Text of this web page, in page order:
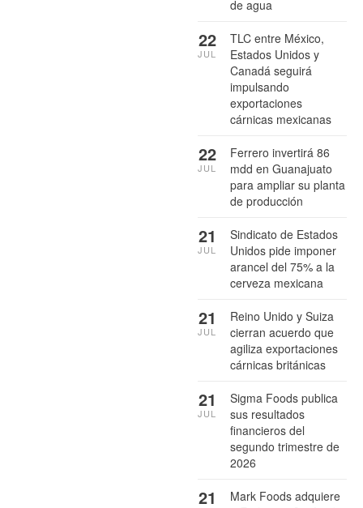
de agua
TLC entre México,
Estados Unidos y
Canadá seguirá
impulsando
exportaciones
cárnicas mexicanas
22
JUL
Ferrero invertirá 86
mdd en Guanajuato
para ampliar su planta
de producción
22
JUL
Sindicato de Estados
Unidos pide imponer
arancel del 75% a la
cerveza mexicana
21
JUL
Reino Unido y Suiza
cierran acuerdo que
agiliza exportaciones
cárnicas británicas
21
JUL
Sigma Foods publica
sus resultados
financieros del
segundo trimestre de
2026
21
JUL
Mark Foods adquiere
21